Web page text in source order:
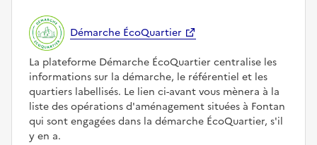
Démarche ÉcoQuartier
La plateforme Démarche ÉcoQuartier centralise les
informations sur la démarche, le référentiel et les
quartiers labellisés. Le lien ci-avant vous mènera à la
liste des opérations d'aménagement situées à Fontan
qui sont engagées dans la démarche ÉcoQuartier, s'il
y en a.